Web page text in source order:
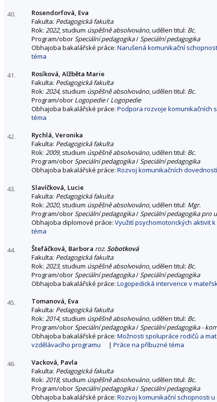
40.
Rosendorfová, Eva
Fakulta: Pedagogická fakulta
Rok: 2022, studium úspěšně absolvováno, udělen titul: Bc.
Program/oborSpeciální pedagogika/Speciální pedagogika
Obhajoba bakalářské práce: Narušená komunikační
téma
41.
Rosíková, Alžběta Marie
Fakulta: Pedagogická fakulta
Rok: 2024, studium úspěšně absolvováno, udělen titul: Bc.
Program/obor Logopedie/ Logopedie
Obhajoba bakalářské práce: Podpora rozvoje komunikačních
téma
42.
Rychlá, Veronika
Fakulta: Pedagogická fakulta
Rok: 2009, studium úspěšně absolvováno, udělen titul: Bc.
Program/oborSpeciální pedagogika/Speciální pedagogika
Obhajoba bakalářské práce: Rozvoj komunikačních
43.
Slavíčková, Lucie
Fakulta: Pedagogická fakulta
Rok: 2020, studium úspěšně absolvováno, udělen titul: Mgr.
Program/oborSpeciální pedagogika/Speciální pedagogika pro
Obhajoba diplomové práce: Využití psychomotorických aktivit
téma
44. Štefáčková, Barbora roz.Sobotková
Fakulta: Pedagogická fakulta
Rok: 2023, studium úspěšně absolvováno, udělen titul: Bc.
Program/oborSpeciální pedagogika/Speciální pedagogika
Obhajoba bakalářské práce: Logopedická intervence v
45.
Tomanová, Eva
Fakulta: Pedagogická fakulta
Rok: 2014, studium úspěšně absolvováno, udělen titul: Bc.
Program/oborSpeciální pedagogika/Speciální pedagogika -
Obhajoba bakalářské práce: Možnosti spolupráce rodičů a
vzdělávacího programu
| Práce na příbuzné téma
46.
Vacková, Pavla
Fakulta: Pedagogická fakulta
Rok: 2018, studium úspěšně absolvováno, udělen titul: Bc.
Program/oborSpeciální pedagogika/Speciální pedagogika
Obhajoba bakalářské práce: Rozvoj komunikační schopnosti